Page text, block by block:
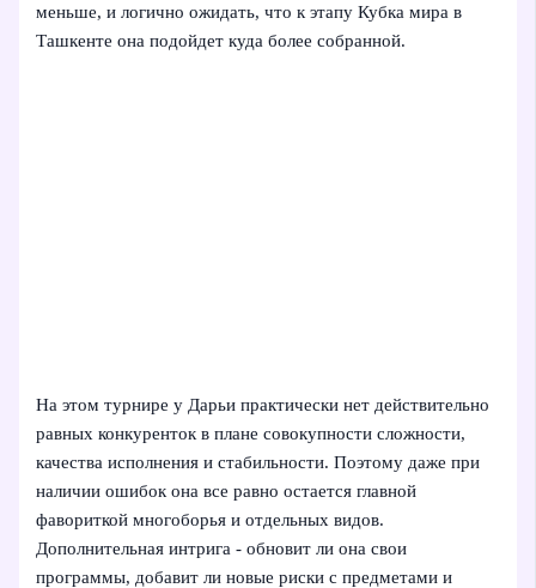
меньше, и логично ожидать, что к этапу Кубка мира в
Ташкенте она подойдет куда более собранной.
На этом турнире у Дарьи практически нет действительно
равных конкуренток в плане совокупности сложности,
качества исполнения и стабильности. Поэтому даже при
наличии ошибок она все равно остается главной
фавориткой многоборья и отдельных видов.
Дополнительная интрига - обновит ли она свои
программы, добавит ли новые риски с предметами и